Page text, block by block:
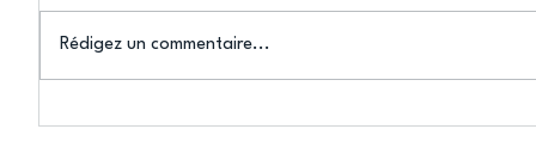
Rédigez un commentaire...